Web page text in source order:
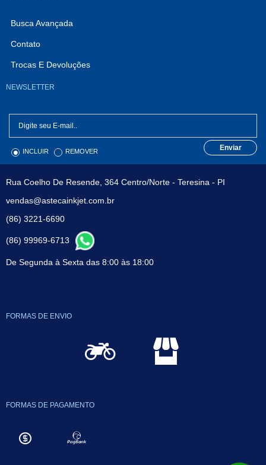
Busca Avançada
Contato
Trocas E Devoluções
NEWSLETTER
INCLUIR REMOVER Enviar
Rua Coelho De Resende, 364 Centro/Norte - Teresina - PI
vendas@astecainkjet.com.br
(86) 3221-6690
(86) 99969-6713
De Segunda à Sexta das 8:00 às 18:00
FORMAS DE ENVIO
FORMAS DE PAGAMENTO